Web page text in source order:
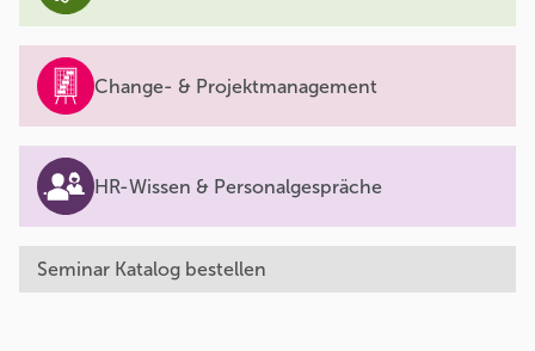
Change- & Projektmanagement
HR-Wissen & Personalgespräche
Seminar Katalog bestellen